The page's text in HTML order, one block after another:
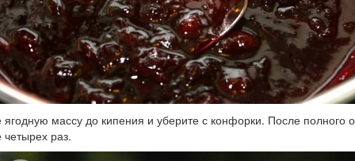
ягодную массу до кипения и уберите с конфорки. После полного
раз.